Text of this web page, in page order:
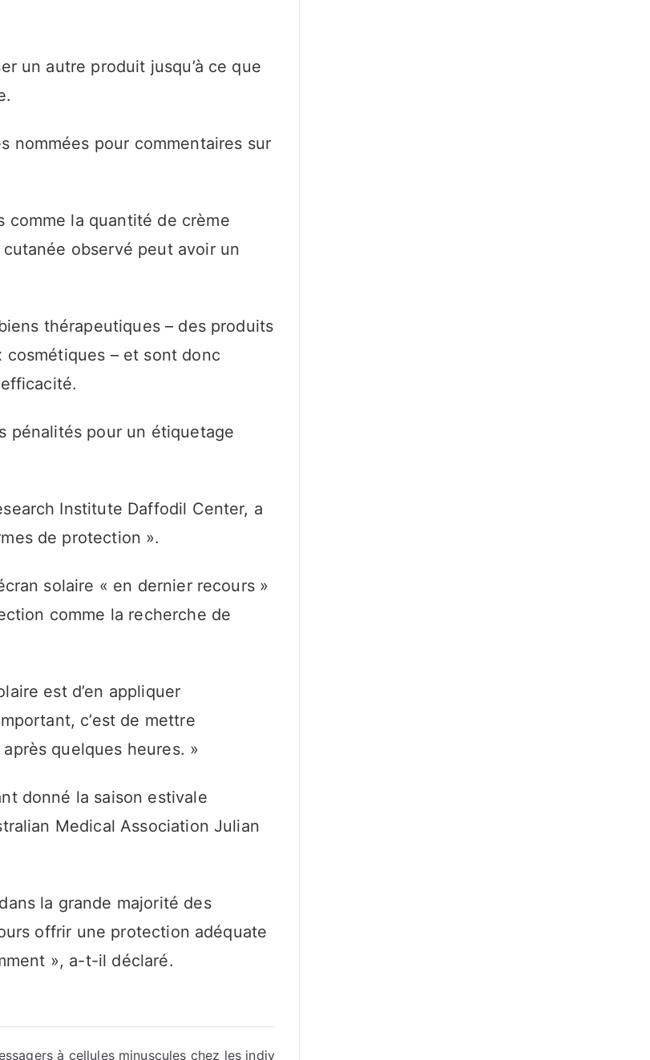
un autre produit jusqu’à ce que
nommées pour commentaires sur
comme la quantité de crème
observé peut avoir un
thérapeutiques – des produits
cosmétiques – et sont donc
pénalités pour un étiquetage
Institute Daffodil Center, a
de protection ».
solaire « en dernier recours »
comme la recherche de
est d’en appliquer
c’est de mettre
quelques heures. »
donné la saison estivale
Medical Association Julian
la grande majorité des
offrir une protection adéquate
», a-t-il déclaré.
à cellules minuscules chez les indiv